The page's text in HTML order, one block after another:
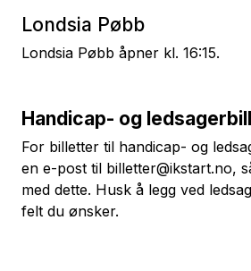
Londsia Pøbb
Londsia Pøbb åpner kl. 16:15.
Handicap- og
For billetter til handicap- og
en e-post til billetter@ikstart.no,
med dette. Husk å legg ved
felt du ønsker.